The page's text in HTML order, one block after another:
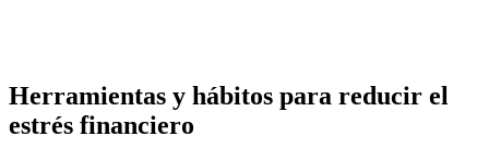
Herramientas y hábitos para reducir el
estrés financiero